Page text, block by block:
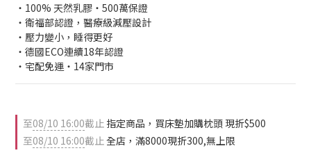
・100% 天然乳膠・500萬保證
・衛福部認證，醫療級減壓設計
・壓力變小，睡得更好
・德國ECO連續18年認證
・宅配免運・14家門市
至08/10 16:00截止 指定商品，買床墊加購枕頭 現折$500
至08/10 16:00截止全店，滿8000現折300,無上限